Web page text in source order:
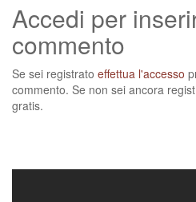
Accedi per
commento
Se sei registrato effettua l'accesso
commento. Se non sei ancora
gratis.